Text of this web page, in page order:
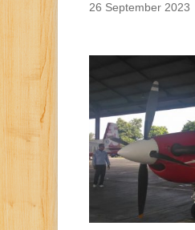
26 September 2023